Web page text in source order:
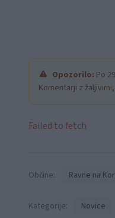
Opozorilo: Po
Komentarji z
Failed to fetch
Občine: Ravne na
Kategorije: Novice